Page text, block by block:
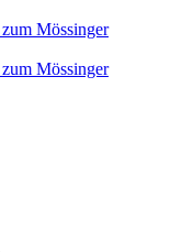
Mössinger
Mössinger